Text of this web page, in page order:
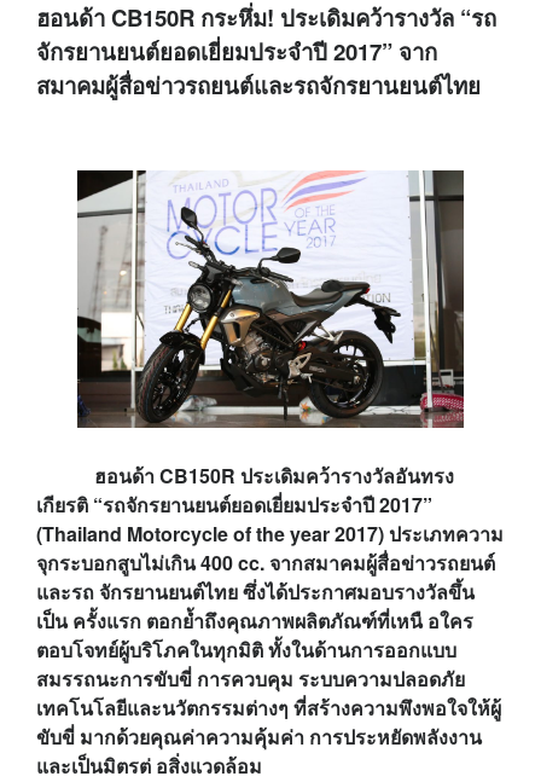
ฮอนด้าCB150R กระหึ่ม! ประเดิมคว้ารางวัล “รถ
จักรยานยนต์ยอดเยี่ยมประจำปี2017” จาก
สมาคมผู้สื่อข่าวรถยนต์และรถจักรยานยนต์ไทย
ฮอนด้าCB150R ประเดิมคว้ารางวัลอันทรง
เกียรติ “รถจักรยานยนต์ยอดเยี่ยมประจำปี2017”
(Thailand Motorcycle of the year 2017) ประเภทความ
จุกระบอกสูบไม่เกิน400 cc.จากสมาคมผู้สื่อข่าวรถยนต์
และรถ จักรยานยนต์ไทย ซึ่งได้ประกาศมอบรางวัลขึ้น
เป็น ครั้งแรก ตอกย้ำถึงคุณภาพผลิตภัณฑ์ที่เหนื อใคร
ตอบโจทย์ผู้บริโภคในทุกมิติ ทั้งในด้านการออกแบบ
สมรรถนะการขับขี่ การควบคุม ระบบความปลอดภัย
เทคโนโลยีและนวัตกรรมต่างๆ ที่สร้างความพึงพอใจให้ผู้
ขับขี่ มากด้วยคุณค่าความคุ้มค่า การประหยัดพลังงาน
และเป็นมิตรต่ อสิ่งแวดล้อม